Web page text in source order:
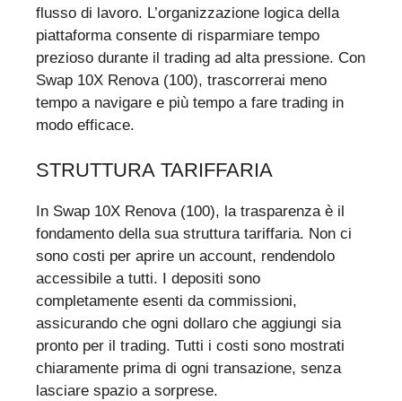
flusso di lavoro. L’organizzazione logica della
piattaforma consente di risparmiare tempo
prezioso durante il trading ad alta pressione. Con
Swap 10X Renova (100), trascorrerai meno
tempo a navigare e più tempo a fare trading in
modo efficace.
STRUTTURA TARIFFARIA
In Swap 10X Renova (100), la trasparenza è il
fondamento della sua struttura tariffaria. Non ci
sono costi per aprire un account, rendendolo
accessibile a tutti. I depositi sono
completamente esenti da commissioni,
assicurando che ogni dollaro che aggiungi sia
pronto per il trading. Tutti i costi sono mostrati
chiaramente prima di ogni transazione, senza
lasciare spazio a sorprese.